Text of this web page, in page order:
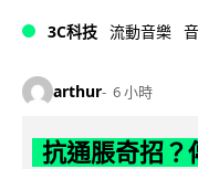
3C科技 流動音樂
arthur 6 小時
抗通脹奇招？